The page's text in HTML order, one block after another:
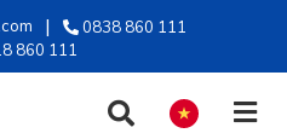
0838 860 111
860 111